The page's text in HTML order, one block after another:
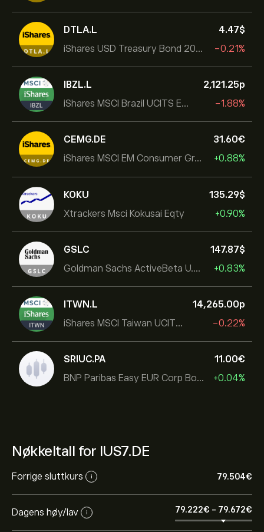
DTLA.L
iShares USD Treasury Bond 20+yr UCITS ETF
4.47‎$‎
-0.21%
IBZL.L
iShares MSCI Brazil UCITS ETF (Dist)
2,121.25‎p‎
-1.88%
CEMG.DE
iShares MSCI EM Consumer Growth UCITS ETF
31.60‎€‎
+0.88%
KOKU
Xtrackers Msci Kokusai Eqty
135.29‎$‎
+0.90%
GSLC
Goldman Sachs ActiveBeta U.S. Large Cap Equity ETF
147.87‎$‎
+0.83%
ITWN.L
iShares MSCI Taiwan UCITS ETF
14,265.00‎p‎
-0.22%
SRIUC.PA
BNP Paribas Easy EUR Corp Bond SRI Fossil Free Ult
11.00‎€‎
+0.04%
Nøkkeltall for IUS7.DE
Forrige sluttkurs i 79.504‎€‎
Dagens høy/lav i 79.222‎€‎ - 79.672‎€‎